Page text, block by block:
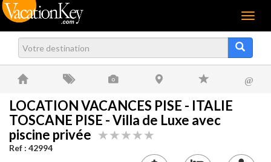
Menu
@
LOCATION VACANCES PISE - ITALIE
TOSCANE PISE - Villa de Luxe avec
piscine privée
Ref : 42994